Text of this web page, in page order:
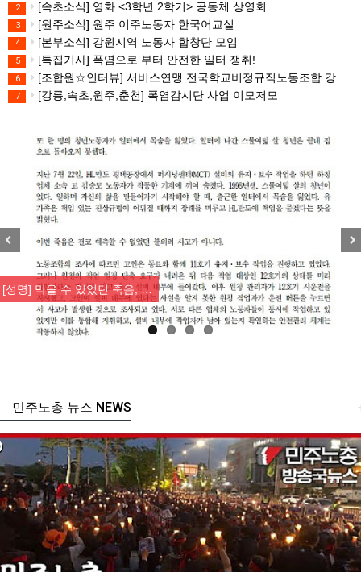
2 [속초소식] 영화 <3학년 2학기> 공동체 상영회
3 [원주소식] 원주 이주노동자 한국어교실
4 [본부소식] 강원지역 노동자 합창단 모임
5 [특집기사] 폭염으로 부터 안전한 일터 쟁취!
6 [조합원☆인터뷰] 서비스연맹 전국학교비정규직노동조합 강원지부 김유미 춘천지회장
7 [강릉,속초,원주,춘천] 폭염감시단 사업 이모저모
[성명] 막을 수 있었던 죽음, …
주노총 뉴스 NEWS